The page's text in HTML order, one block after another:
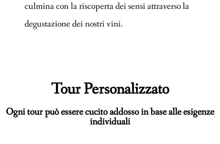
culmina con la riscoperta dei sensi attraverso la
degustazione dei nostri vini.
Tour Personalizzato
Ogni tour può essere cucito addosso in base alle esigenze
individuali